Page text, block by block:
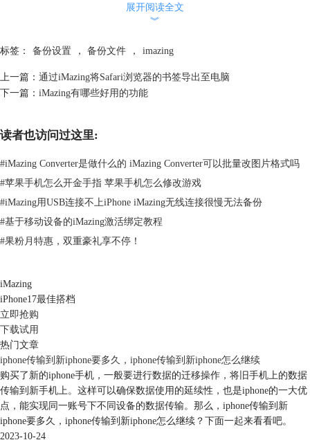
图2、选择工具后点击iMazing Mini
第二步，当进入iMazing Mini的使用页面时，它的功能特点有：自动、安
全、已优化、私人、100%免费以及查看设备信息和诊断电池等。用户可
图3、iMazing Mini使用页面
第三步，随后iMazing Mini将进入启动自动备份功能，用户可以点击前方
小框设定为此设备将会每天自动备份一次，以此来保证资料的完整和安
展开阅读全文
︾
标签： 备份设置 ， 备份文件 ， imazing
上一篇： 通过iMazing将Safari浏览器的书签导出至电脑
下一篇： iMazing有哪些好用的功能
读者也访问过这里:
#iMazing Converter是做什么的 iMazing Converter可以批量改图片格式吗
#苹果手机怎么开金手指 苹果手机怎么修改游戏
#iMazing用USB连接不上iPhone iMazing无线连接很慢无法备份
#基于移动设备的iMazing激活绑定教程
#果粉月特惠，双重豪礼享不停！
iMazing
iPhone17最佳搭档
立即抢购
下载试用
热门文章
iphone传输到新iphone要多久，iphone传输到新iphone怎么继续
购买了新的iphone手机，一般要进行数据的迁移操作，将旧手机上的数据
传输到新手机上。这样可以确保数据使用的延续性，也是iphone的一大优
点，能实现同一账号下不同设备的数据传输。那么，iphone传输到新
iphone要多久，iphone传输到新iphone怎么继续？下面一起来看看吧。
2023-10-24